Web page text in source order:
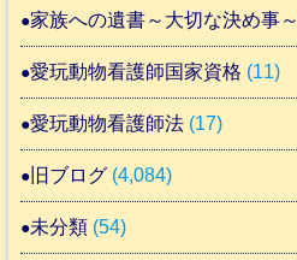
家族への遺書～大切な決め事～
愛玩動物看護師国家資格 (11)
愛玩動物看護師法 (17)
旧ブログ (4,084)
未分類 (54)